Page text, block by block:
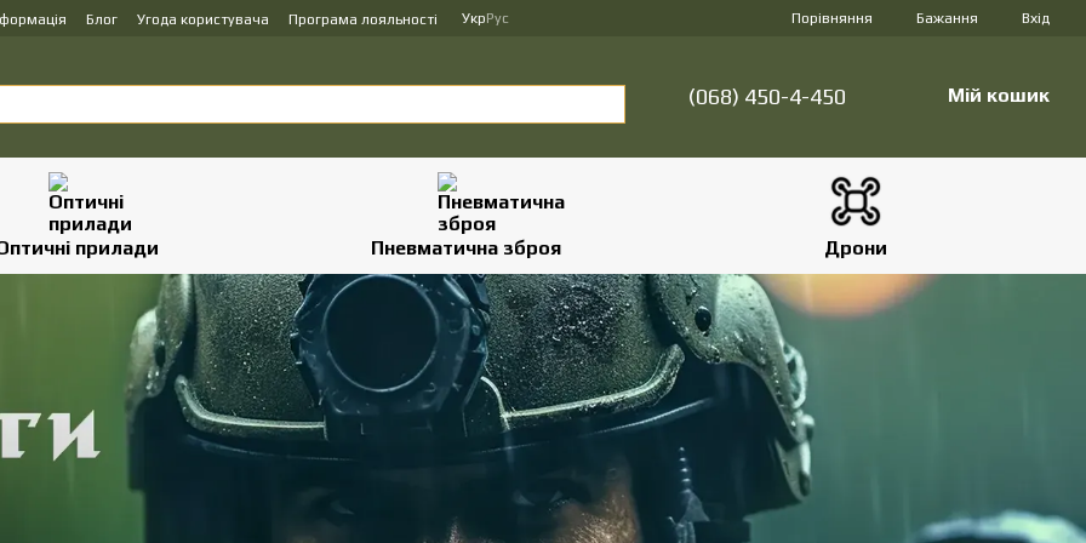
Блог Угода користувача Програма лояльності УкрРус Порівняння Бажання Вхід
(068) 450-4-450 Мій кошик
прилади Пневматична зброя Дрони